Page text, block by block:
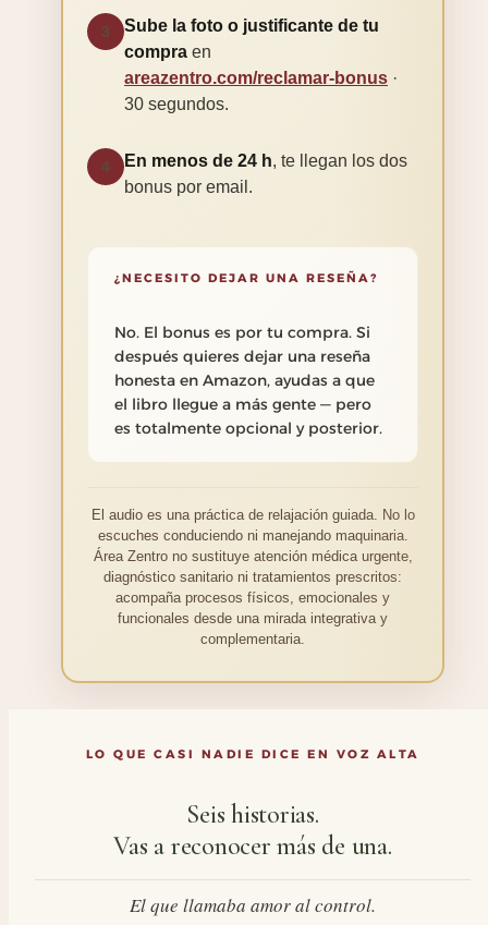
3
Sube la foto o justificante de tu
compra en
areazentro.com/reclamar-bonus ·
30 segundos.
4 En menos de 24 h, te llegan los dos
bonus por email.
¿NECESITO DEJAR UNA RESEÑA?
No. El bonus es por tu compra. Si
después quieres dejar una reseña
honesta en Amazon, ayudas a que
el libro llegue a más gente — pero
es totalmente opcional y posterior.
El audio es una práctica de relajación guiada. No lo
escuches conduciendo ni manejando maquinaria.
Área Zentro no sustituye atención médica urgente,
diagnóstico sanitario ni tratamientos prescritos:
acompaña procesos físicos, emocionales y
funcionales desde una mirada integrativa y
complementaria.
LO QUE CASI NADIE DICE EN VOZ ALTA
Seis historias.
Vas a reconocer más de una.
El que llamaba amor al control.